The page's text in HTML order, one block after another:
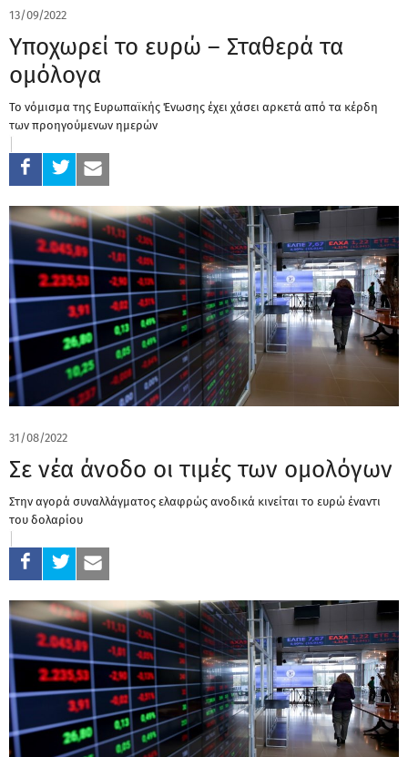
13/09/2022
Yποχωρεί το ευρώ – Σταθερά τα
ομόλογα
Το νόμισμα της Ευρωπαϊκής Ένωσης έχει χάσει αρκετά από τα κέρδη
των προηγούμενων ημερών
31/08/2022
Σε νέα άνοδο οι τιμές των ομολόγων
Στην αγορά συναλλάγματος ελαφρώς ανοδικά κινείται το ευρώ έναντι
του δολαρίου